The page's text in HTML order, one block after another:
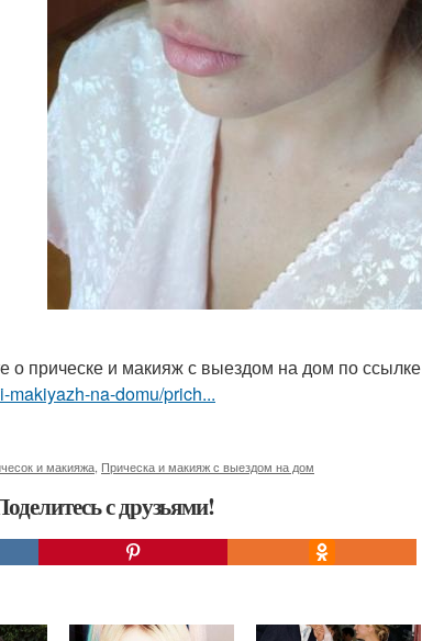
о прическе и макияж с выездом на дом по ссылке
makiyazh-na-domu/prich...
и макияжа Прическа и макияж с выездом на дом
с друзьями!